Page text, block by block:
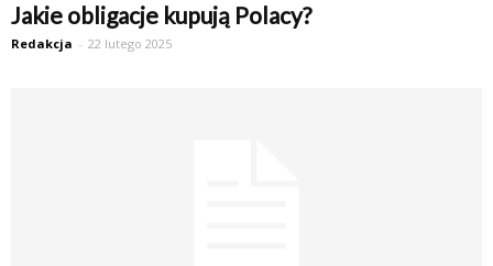
Jakie obligacje kupują Polacy?
Redakcja - 22 lutego 2025